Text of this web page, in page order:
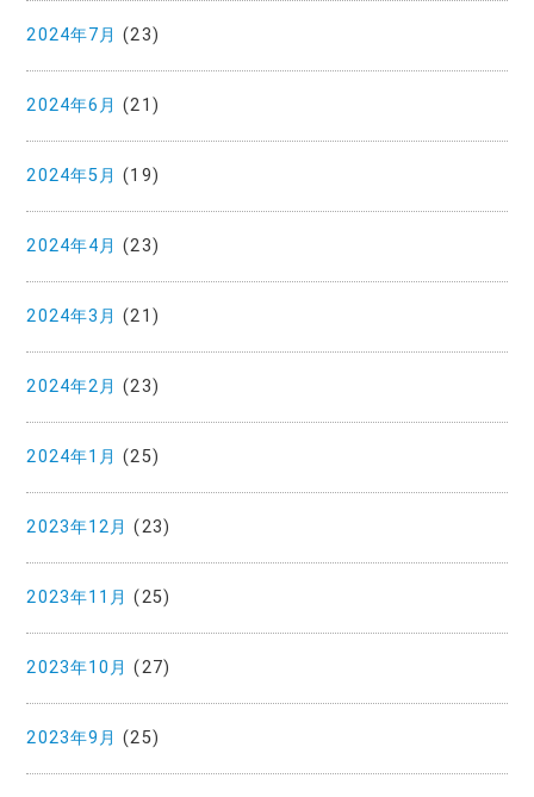
2024年7月 (23)
2024年6月 (21)
2024年5月 (19)
2024年4月 (23)
2024年3月 (21)
2024年2月 (23)
2024年1月 (25)
2023年12月 (23)
2023年11月 (25)
2023年10月 (27)
2023年9月 (25)